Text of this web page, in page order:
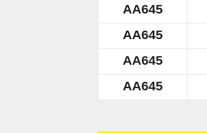
حصرية
AA645
AA645
AA645
AA645